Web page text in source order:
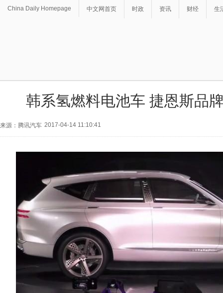
China Daily Homepage 中文网首页 时政 资讯 财经 生
韩系氢燃料电池车 捷恩斯品
来源：腾讯汽车 2017-04-14 11:10:41